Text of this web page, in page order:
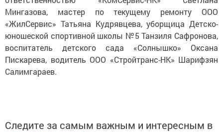
Мингазова, мастер по текущему ремонту ООО
«ЖилСервис» Татьяна Кудрявцева, уборщица Детско-
юношеской спортивной школы №5 Танзиля Сафронова,
воспитатель детского сада «Солнышко» Оксана
Пискарева, водитель ООО «Стройтранс-НК» Шарифзян
Салимгараев.
Следите за самым важным и интересным в